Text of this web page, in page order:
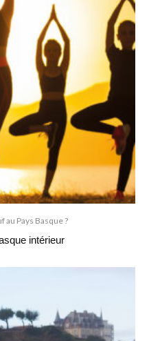
au Pays Basque ?
intérieur